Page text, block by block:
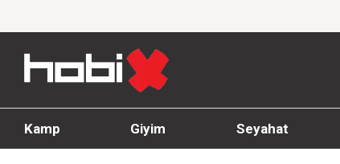
Kamp Giyim Seyahat